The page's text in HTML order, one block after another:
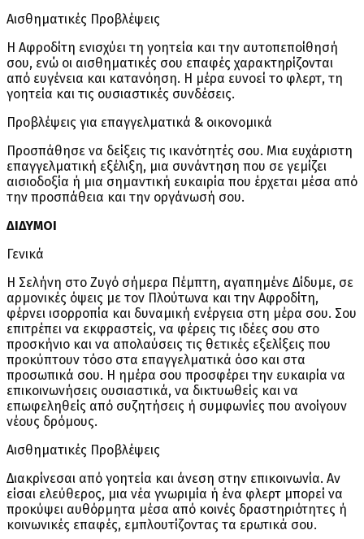
Αισθηματικές Προβλέψεις
Η Αφροδίτη ενισχύει τη γοητεία και την αυτοπεποίθησή
σου, ενώ οι αισθηματικές σου επαφές χαρακτηρίζονται
από ευγένεια και κατανόηση. Η μέρα ευνοεί το φλερτ, τη
γοητεία και τις ουσιαστικές συνδέσεις.
Προβλέψεις για επαγγελματικά & οικονομικά
Προσπάθησε να δείξεις τις ικανότητές σου. Μια ευχάριστη
επαγγελματική εξέλιξη, μια συνάντηση που σε γεμίζει
αισιοδοξία ή μια σημαντική ευκαιρία που έρχεται μέσα από
την προσπάθεια και την οργάνωσή σου.
ΔΙΔΥΜΟΙ
Γενικά
Η Σελήνη στο Ζυγό σήμερα Πέμπτη, αγαπημένε Δίδυμε, σε
αρμονικές όψεις με τον Πλούτωνα και την Αφροδίτη,
φέρνει ισορροπία και δυναμική ενέργεια στη μέρα σου. Σου
επιτρέπει να εκφραστείς, να φέρεις τις ιδέες σου στο
προσκήνιο και να απολαύσεις τις θετικές εξελίξεις που
προκύπτουν τόσο στα επαγγελματικά όσο και στα
προσωπικά σου. Η ημέρα σου προσφέρει την ευκαιρία να
επικοινωνήσεις ουσιαστικά, να δικτυωθείς και να
επωφεληθείς από συζητήσεις ή συμφωνίες που ανοίγουν
νέους δρόμους.
Αισθηματικές Προβλέψεις
Διακρίνεσαι από γοητεία και άνεση στην επικοινωνία. Αν
είσαι ελεύθερος, μια νέα γνωριμία ή ένα φλερτ μπορεί να
προκύψει αυθόρμητα μέσα από κοινές δραστηριότητες ή
κοινωνικές επαφές, εμπλουτίζοντας τα ερωτικά σου.